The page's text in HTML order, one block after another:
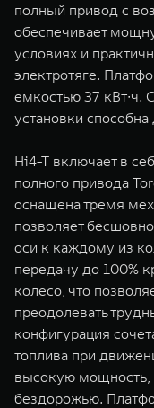
полный привод с
обеспечивает
условиях и
электротяге.
емкостью 37 кВт∙ч.
установки способна
Hi4-T включает в
полного привода
оснащена тремя
позволяет
оси к каждому из
передачу до 100%
колесо, что
преодолевать
конфигурация
топлива при
высокую
бездорожью.